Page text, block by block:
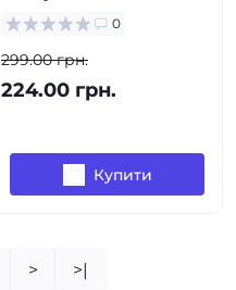
0
299.00 грн.
224.00 грн.
Купити
> >|